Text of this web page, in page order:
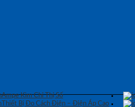
Ampe Kìm Chỉ Thị Số
Thiết Bị Đo Cách Điện – Điện Áp Cao